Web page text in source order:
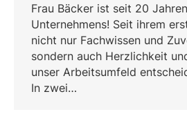
Frau Bäcker ist seit 20
Unternehmens! Seit ihrem
nicht nur Fachwissen und
sondern auch Herzlichkeit
unser Arbeitsumfeld
In zwei…